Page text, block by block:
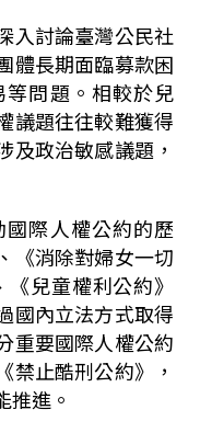
入討論臺灣公民社
體長期面臨募款困
問題。相較於兒
議題往往較難獲得
及政治敏感議題，
際人權公約的歷
《消除對婦女一切
兒童權利公約》
國內立法方式取得
重要國際人權公約
禁止酷刑公約》，
推進。